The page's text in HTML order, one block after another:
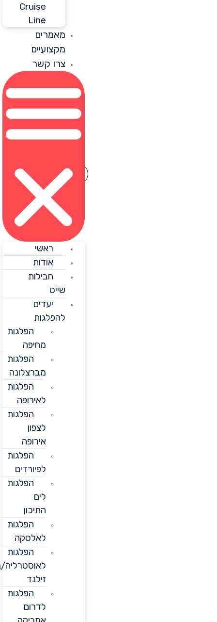
Cruise
מאמרים
מקצועיים
צרו קשר
ראשי
אודות
חבילות
יעדים
להפלגות
הפלגות
מחיפה
הפלגות
מברצלונה
הפלגות
לאירופה
הפלגות
אירופה
הפלגות
לפיורדים
הפלגות
התיכון
הפלגות
לאלסקה
הפלגות
לאוסטרליה/ניו
הפלגות
לדרום